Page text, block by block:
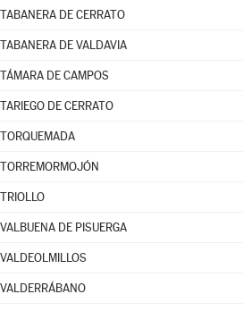
TABANERA DE CERRATO
TABANERA DE VALDAVIA
TÁMARA DE CAMPOS
TARIEGO DE CERRATO
TORQUEMADA
TORREMORMOJÓN
TRIOLLO
VALBUENA DE PISUERGA
VALDEOLMILLOS
VALDERRÁBANO